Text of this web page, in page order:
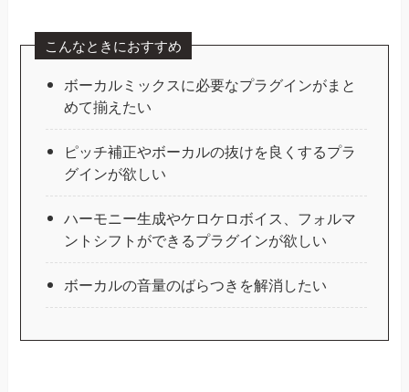
こんなときにおすすめ
ボーカルミックスに必要なプラグインがまと
めて揃えたい
ピッチ補正やボーカルの抜けを良くするプラ
グインが欲しい
ハーモニー生成やケロケロボイス、フォルマ
ントシフトができるプラグインが欲しい
ボーカルの音量のばらつきを解消したい